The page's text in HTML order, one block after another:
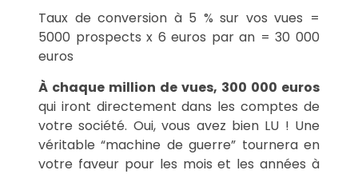
Taux de conversion à 5 % sur vos vues =
5000 prospects x 6 euros par an = 30 000
euros
À chaque million de vues, 300 000 euros
qui iront directement dans les comptes de
votre société. Oui, vous avez bien LU ! Une
véritable “machine de guerre” tournera en
votre faveur pour les mois et les années à